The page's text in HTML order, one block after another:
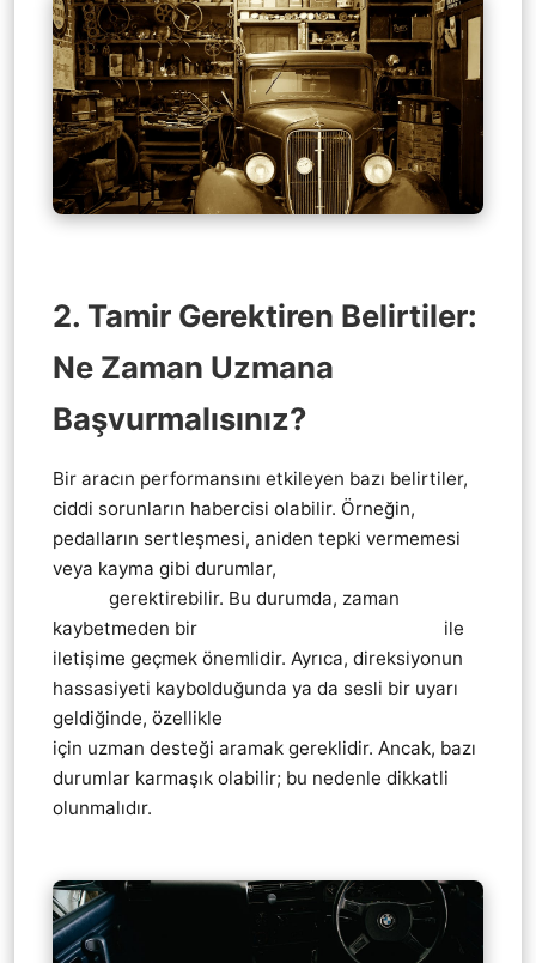
2. Tamir Gerektiren Belirtiler:
Ne Zaman Uzmana
Başvurmalısınız?
Bir aracın performansını etkileyen bazı belirtiler,
ciddi sorunların habercisi olabilir. Örneğin,
pedalların sertleşmesi, aniden tepki vermemesi
veya kayma gibi durumlar,
gerektirebilir. Bu durumda, zaman
kaybetmeden bir
ile
iletişime geçmek önemlidir. Ayrıca, direksiyonun
hassasiyeti kaybolduğunda ya da sesli bir uyarı
geldiğinde, özellikle
için uzman desteği aramak gereklidir. Ancak, bazı
durumlar karmaşık olabilir; bu nedenle dikkatli
olunmalıdır.